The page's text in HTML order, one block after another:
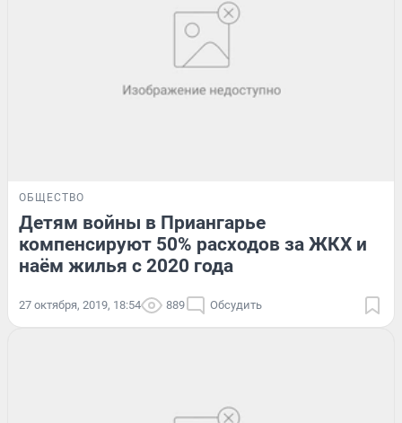
ОБЩЕСТВО
Детям войны в Приангарье
компенсируют 50% расходов за ЖКХ и
наём жилья с 2020 года
27 октября, 2019, 18:54 889 Обсудить